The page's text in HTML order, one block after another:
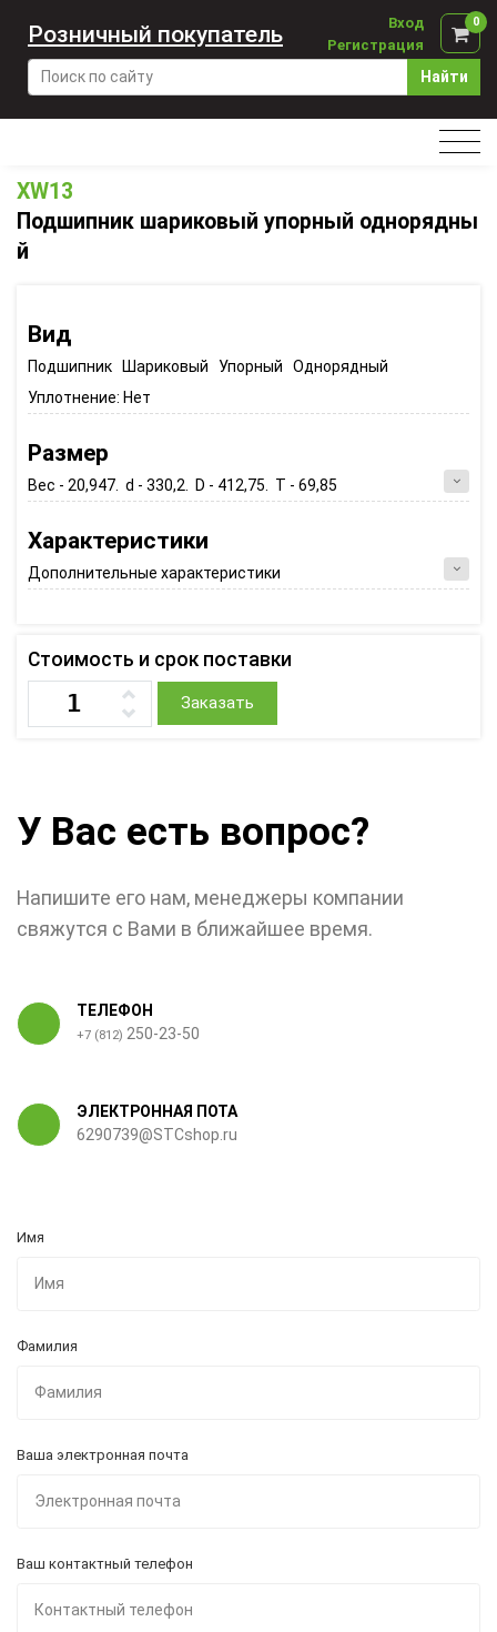
Найти
Вход
Регистрация
0
Розничный покупатель
XW13
Подшипник шариковый упорный однорядны
й
Вид
Подшипник Шариковый Упорный Однорядный
Уплотнение: Нет
Размер
Вес - 20,947. d - 330,2. D - 412,75. T - 69,85
Характеристики
Дополнительные характеристики
Стоимость и срок поставки
Заказать
У Вас есть вопрос?
Напишите его нам, менеджеры компании
свяжутся с Вами в ближайшее время.
ТЕЛЕФОН
+7 (812) 250-23-50
ЭЛЕКТРОННАЯ ПОТА
6290739@STCshop.ru
Имя
Фамилия
Ваша электронная почта
Ваш контактный телефон